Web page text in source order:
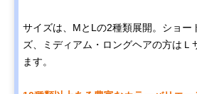
サイズは、MとLの2種類展開。ショー
ズ、ミディアム・ロングヘアの方はＬ
ます。